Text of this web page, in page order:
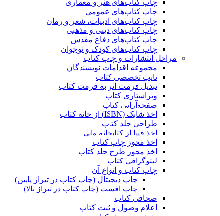
چاپ کتاب‌های هنر و معماری
چاپ کتاب‌های عمومی
چاپ کتاب‌های ادبیات، شعر و رمان
چاپ کتاب‌های دینی و مذهبی
چاپ کتاب‌های دفاع مقدس
چاپ کتاب‌های کودک و نوجوان
مراحل انتشارات و چاپ کتاب
مجموعه اقدامات نویسندگان
تایپ تخصصی کتاب
تبدیل فرمت اثر به فرمت کتاب
ویراستاری کتاب
صفحه‌آرایی کتاب
اخذ شابک (ISBN) از خانه کتاب
طراحی جلد کتاب
اخذ فیپا از کتابخانه ملی
اخذ مجوز چاپ کتاب
اخذ مجوز طرح جلد کتاب
لیتوگرافی کتاب
چاپ کتاب و انواع آن
چاپ دیجیتال (چاپ کتاب در تیراژ پایین)
چاپ افست (چاپ کتاب در تیراژ بالا)
صحافی کتاب
اعلام وصول و ثبت کتاب